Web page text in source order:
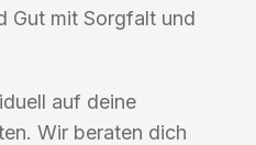
Gut mit Sorgfalt und
auf deine
Wir beraten dich